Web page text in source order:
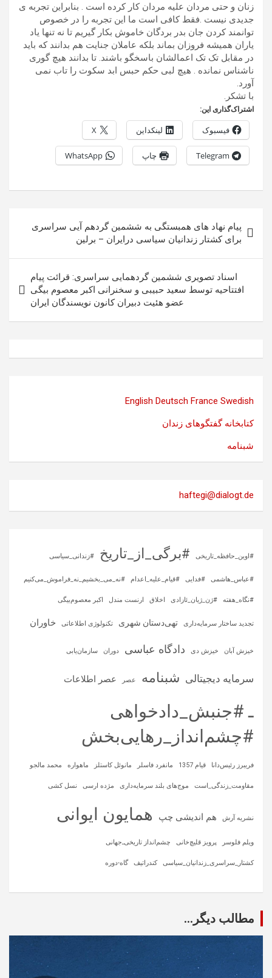
زنان و حتی مردان علیه مردان کار کرده است . بنابراین تجربه ی
جدیدی نیست .فقط کافی است ما این تجربه را در خصوص
توانمند کردن جان بدر بردگان خاموش بکار گیریم تا نه تنها یاد
یاران همیشه فروزان بماند بلکه عاملان جنایت هم بدانند که باید
در مقابل تک تک اعمالشان باسخگو باشند. تا بدانند هیچ گوری
ناشناس نمانده . هیچ لبی حکم حبس ابد سکوت را تاب نمی
آورد.
با تشکر.
اشتراک‌گذاری این:
فیسبوک لینکداین X
Telegram چاپ WhatsApp
نوشته
پیام نهاد های همبستگی به ششمین گردهم آیی سراسری
برای کشتار زندانیان سیاسی درایران – برلین
اسناد تصویری ششمین گردهمایی سراسری: قرائت پیام
افتتاحیه توسط سعید حبیبی و سخنرانی اکبر معصوم بیگی
عضو هئیت دبیران کانون نویسندگان ایران
English Deutsch France Swedish
کتابخانه گفتگوهای زندان
شبنامه
haftegi@dialogt.de
#اوین_حافظه_تاریخی #برگی_از_تاریخ #زندانی_سیاسی
#عباس_هاشمی #فدایی #قیام_علیه_اعدام #نه_می_بخشیم_نه_فراموش_می‌کنیم
#نگاه_هفته #ژن_ژیان_ئازادی اخلاق ارنست مندل اکبر معصوم‌بیگی
تجدید ساختار سرمایه‌داری تهی‌دستان شهری تکنولوژی اطلاعاتی خاوران
خیزش آبان خیزش دی دادگاه عباسی دوران سازمان‌یابی
سرمایه‌ دیجیتالی شبنامه عصر عصر اطلاعات
ـ #جنبش_دادخواهی
#چشم‌انداز_رهایی‌بخش
فریبرز رئیس‌دانا قیام 1357 مانفرد فاسلر مانوئل کاستلز ماهواره‌ محمد مالجو
مقاومت_زندگی_است موج‌های بلند سرمایه‌داری مژده ارسی نسل کشی
نشریه آرش هم اندیشی چپ همایون ایوانی
ویلم فلوسر پرویز قلیچ‌خانی چشم‌انداز تاریخی‌ـ‌جهانی
کشتار_سراسری_زندانیان_سیاسی کندراتیف گاه-دوره
مطالب دیگر...